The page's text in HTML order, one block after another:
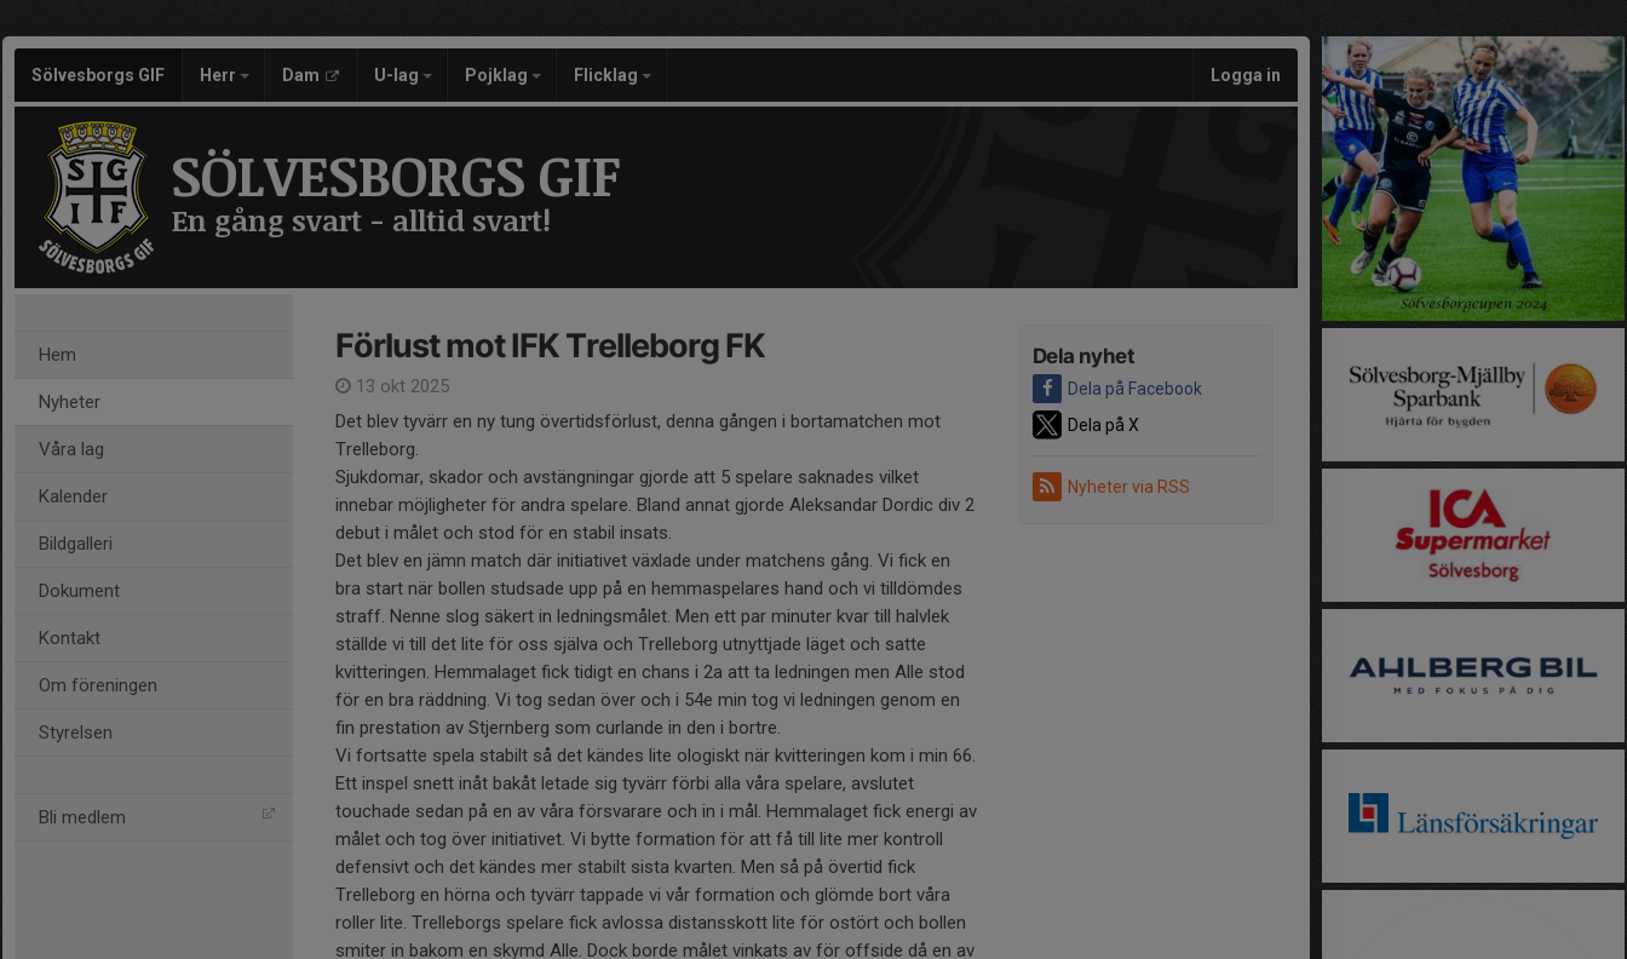
Sölvesborgs GIF Herr Dam U-lag Pojklag Flicklag Logga in
SÖLVESBORGS GIF
En gång svart - alltid svart!
Hem
Nyheter
Våra lag
Kalender
Bildgalleri
Dokument
Kontakt
Om föreningen
Styrelsen
Bli medlem
Dela nyhet
Dela på Facebook
Dela på X
Nyheter via RSS
Förlust mot IFK Trelleborg FK
13 okt 2025
Det blev tyvärr en ny tung övertidsförlust, denna gången i bortamatchen mot
Trelleborg.
Sjukdomar, skador och avstängningar gjorde att 5 spelare saknades vilket
innebar möjligheter för andra spelare. Bland annat gjorde Aleksandar Dordic div 2
debut i målet och stod för en stabil insats.
Det blev en jämn match där initiativet växlade under matchens gång. Vi fick en
bra start när bollen studsade upp på en hemmaspelares hand och vi tilldömdes
straff. Nenne slog säkert in ledningsmålet. Men ett par minuter kvar till halvlek
ställde vi till det lite för oss själva och Trelleborg utnyttjade läget och satte
kvitteringen. Hemmalaget fick tidigt en chans i 2a att ta ledningen men Alle stod
för en bra räddning. Vi tog sedan över och i 54e min tog vi ledningen genom en
fin prestation av Stjernberg som curlande in den i bortre.
Vi fortsatte spela stabilt så det kändes lite ologiskt när kvitteringen kom i min 66.
Ett inspel snett inåt bakåt letade sig tyvärr förbi alla våra spelare, avslutet
touchade sedan på en av våra försvarare och in i mål. Hemmalaget fick energi av
målet och tog över initiativet. Vi bytte formation för att få till lite mer kontroll
defensivt och det kändes mer stabilt sista kvarten. Men så på övertid fick
Trelleborg en hörna och tyvärr tappade vi vår formation och glömde bort våra
roller lite. Trelleborgs spelare fick avlossa distansskott lite för ostört och bollen
smiter in bakom en skymd Alle. Dock borde målet vinkats av för offside då en av